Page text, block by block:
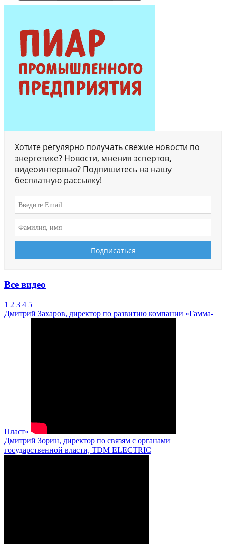
Хотите регулярно получать свежие новости по
энергетике? Новости, мнения эспертов,
видеоинтервью? Подпишитесь на нашу
бесплатную рассылку!
Все видео
1 2 3 4 5
Дмитрий Захаров, директор по развитию компании «Гамма-
Пласт»
Дмитрий Зорин, директор по связям с органами
государственной власти, TDM ELECTRIC